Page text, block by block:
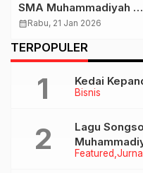
SMA Muhammadiyah 1
Klaten Akan Fokus
dan Program
Internasionalisasi
Sekolah
calendar_monthRabu, 21 Jan 2026
TERPOPULER
Bisnis
Kedai
Featured
Lagu